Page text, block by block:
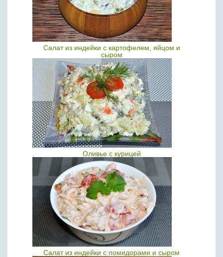
Салат из индейки с картофелем, яйцом и
сыром
Оливье с курицей
Салат из индейки с помидорами и сыром